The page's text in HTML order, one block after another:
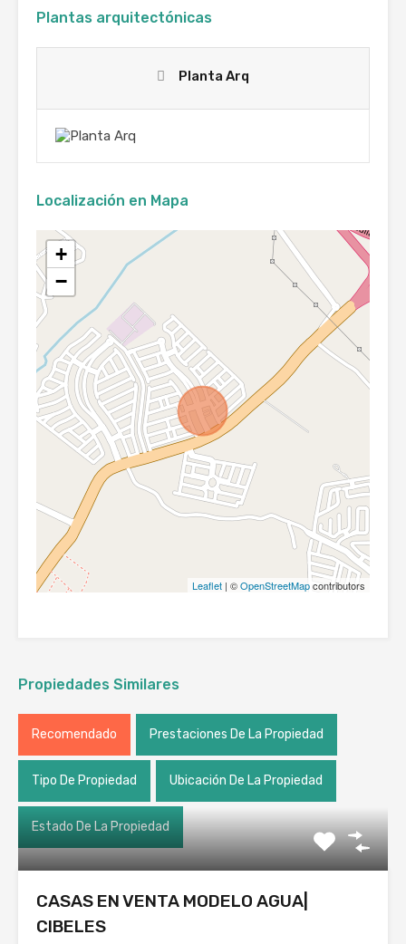
Plantas arquitectónicas
Planta Arq
Localización en Mapa
+
−
Leaflet | ©OpenStreetMapcontributors
Propiedades Similares
Recomendado Prestaciones De La Propiedad
Tipo De Propiedad Ubicación De La Propiedad
Estado De La Propiedad
CASAS EN VENTA MODELO AGUA|
CIBELES